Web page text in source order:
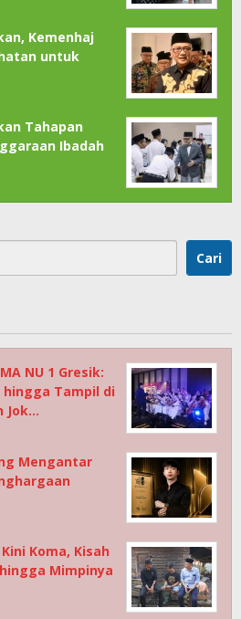
Kemenhaj
untuk
Tahapan
Ibadah
Cari
NU 1 Gresik:
hingga Tampil di
Jok…
Mengantar
Koma, Kisah
Mimpinya